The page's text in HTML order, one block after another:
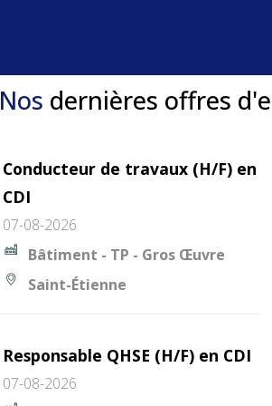
Nos dernières offres
Conducteur de travaux (H/F) en
CDI
07-08-2026
Bâtiment - TP - Gros Œuvre
Saint-Étienne
Responsable QHSE (H/F) en CDI
07-08-2026